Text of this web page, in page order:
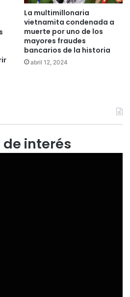
La multimillonaria
vietnamita condenada a
muerte por uno de los
mayores fraudes
bancarios de la historia
abril 12, 2024
interés